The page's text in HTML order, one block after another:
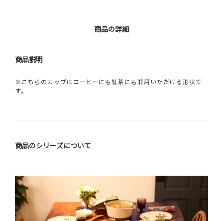
商品の詳細
商品説明
※こちらのカップはコーヒーにも紅茶にも兼用いただける形状で
す。
商品のシリーズについて